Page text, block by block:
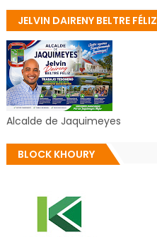
JELVIN DAIRENY BELTRE FÉLIZ
Alcalde de Jaquimeyes
BLOCK KHOURY